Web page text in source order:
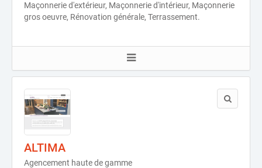
Maçonnerie d'extérieur, Maçonnerie d'intérieur, Maçonnerie
gros oeuvre, Rénovation générale, Terrassement.
ALTIMA
Agencement haute de gamme